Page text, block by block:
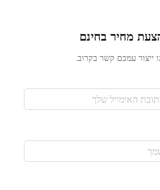
מחיר בחינם
ייצור עמכם קשר בקרוב.